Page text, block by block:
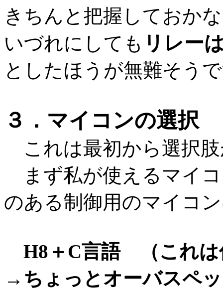
きちんと把握しておか
いづれにしても リレー
としたほうが無難そう
３．マイコンの選択
これは最初から選択
まず私が使えるマイ
のある制御用のマイコ
H8＋C言語 （これは
→ちょっとオーバスペ